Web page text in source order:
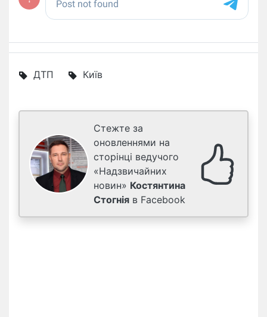
ДТП Київ
Стежте за
оновленнями на
сторінці ведучого
«Надзвичайних
новин» Костянтина
Стогнія в Facebook